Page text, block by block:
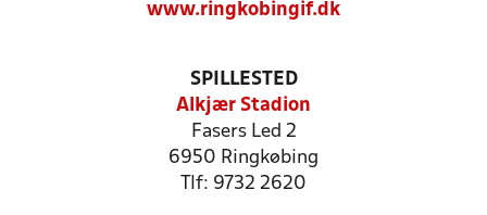
www.ringkobingif.dk
SPILLESTED
Alkjær Stadion
Fasers Led 2
6950 Ringkøbing
Tlf: 9732 2620